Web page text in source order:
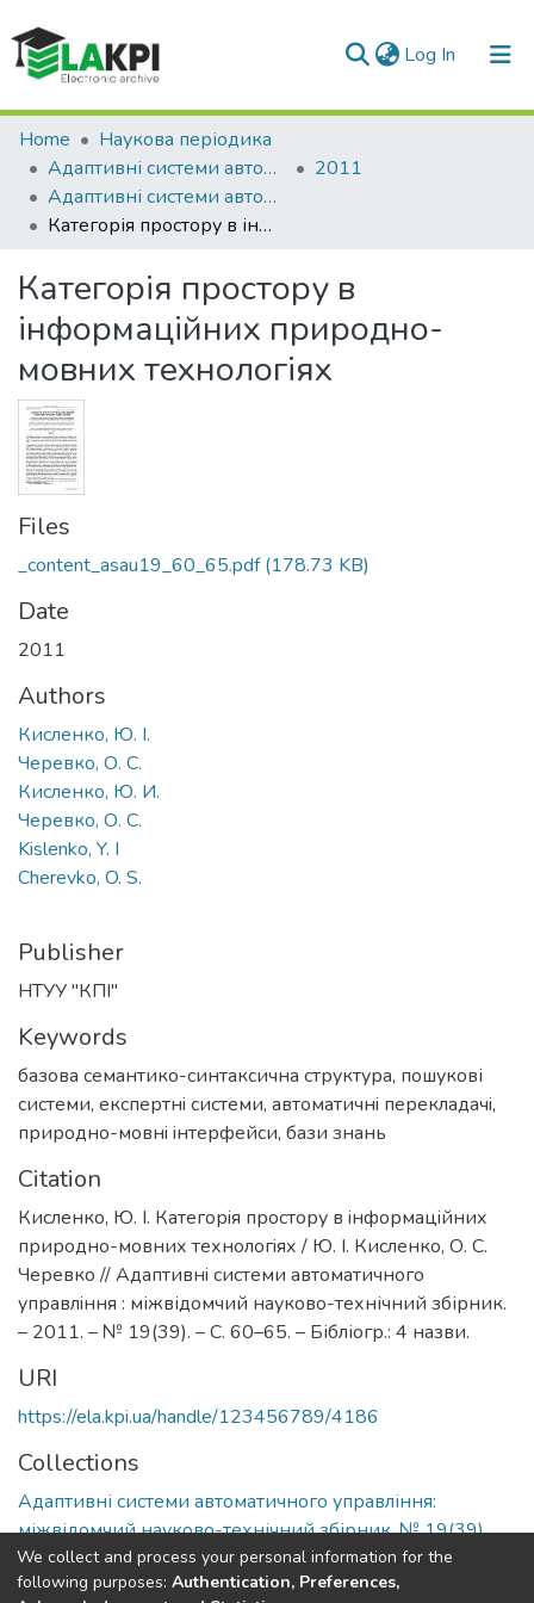
Log In (current)
Communities & Collections
All of DSpace
Statistics
Home
Наукова періодика
Адаптивні системи автоматичного управління
2011
Адаптивні системи автоматичного управління: міжвідомчий науково-технічний збірник, № 19(39)
Категорія простору в інформаційних природно-мовних технологіях
Категорія простору в
інформаційних природно-
мовних технологіях
Files
_content_asau19_60_65.pdf(178.73 KB)
Date
2011
Authors
Кисленко, Ю. І.
Черевко, О. С.
Кисленко, Ю. И.
Черевко, О. С.
Kislenko, Y. I
Cherevko, O. S.
Publisher
НТУУ "КПІ"
Keywords
базова семантико-синтаксична структура, пошукові
системи, експертнi системи, автоматичнi перекладачi,
природно-мовнi iнтерфейси, бази знань
Citation
Кисленко, Ю. І. Категорiя простору в iнформацiйних
природно-мовних технологiях / Ю. І. Кисленко, О. С.
Черевко // Адаптивнi системи автоматичного
управлiння : міжвідомчий науково-технічний збірник.
– 2011. – № 19(39). – С. 60–65. – Бібліогр.: 4 назви.
URI
https://ela.kpi.ua/handle/123456789/4186
Collections
Адаптивні системи автоматичного управління:
міжвідомчий науково-технічний збірник, № 19(39)
Full item page
We collect and process your personal information for the
following purposes: Authentication, Preferences,